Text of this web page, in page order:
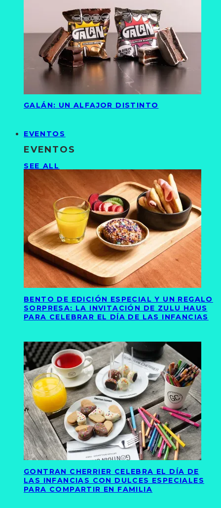
GALÁN: UN ALFAJOR DISTINTO
EVENTOS
EVENTOS
SEE ALL
BENTO DE EDICIÓN ESPECIAL Y UN REGALO
SORPRESA: LA INVITACIÓN DE ZULU HAUS
PARA CELEBRAR EL DÍA DE LAS INFANCIAS
GONTRAN CHERRIER CELEBRA EL DÍA DE
LAS INFANCIAS CON DULCES ESPECIALES
PARA COMPARTIR EN FAMILIA